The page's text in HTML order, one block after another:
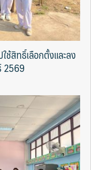
ช้สิทธิ์เลือกตั้งและลง
2569